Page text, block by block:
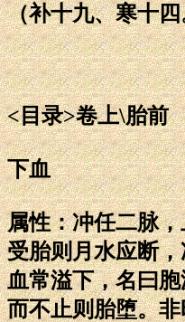
（补十九、寒十
<目录>卷上\胎前
下血
属性：冲任二脉
受胎则月水应断
血常溢下，名曰
而不止则胎堕。